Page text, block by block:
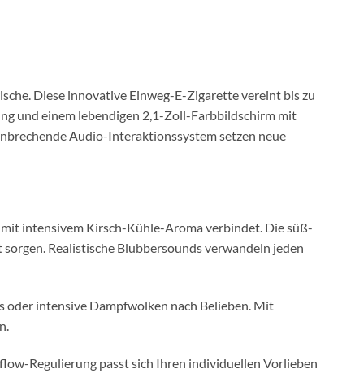
Diese innovative Einweg-E-Zigarette vereint bis zu
und einem lebendigen 2,1-Zoll-Farbbildschirm mit
Audio-Interaktionssystem setzen neue
intensivem Kirsch-Kühle-Aroma verbindet. Die süß-
Realistische Blubbersounds verwandeln jeden
oder intensive Dampfwolken nach Belieben. Mit
Regulierung passt sich Ihren individuellen Vorlieben